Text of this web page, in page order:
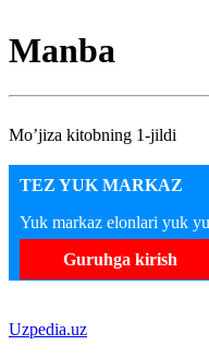
Manba
Mo’jiza kitobning 1-jildi
TEZ YUK MARKAZ
Yuk markaz elonlari yuk
Guruhga kirish
Uzpedia.uz